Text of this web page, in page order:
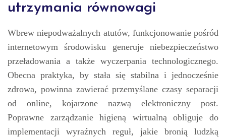
utrzymania równowagi
Wbrew niepodważalnych atutów, funkcjonowanie pośród
internetowym środowisku generuje niebezpieczeństwo
przeładowania a także wyczerpania technologicznego.
Obecna praktyka, by stała się stabilna i jednocześnie
zdrowa, powinna zawierać przemyślane czasy separacji
od online, kojarzone nazwą elektroniczny post.
Poprawne zarządzanie higieną wirtualną obliguje do
implementacji wyraźnych reguł, jakie bronią ludzką